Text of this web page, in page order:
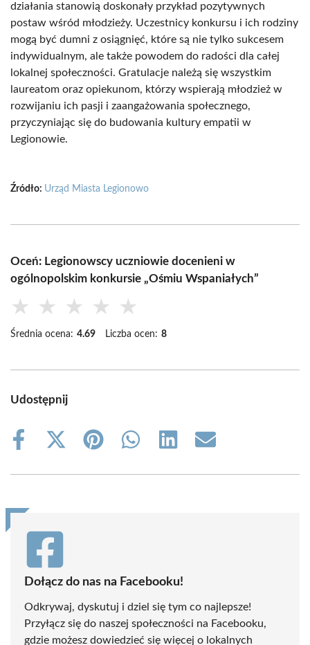
działania stanowią doskonały przykład pozytywnych
postaw wśród młodzieży. Uczestnicy konkursu i ich rodziny
mogą być dumni z osiągnięć, które są nie tylko sukcesem
indywidualnym, ale także powodem do radości dla całej
lokalnej społeczności. Gratulacje należą się wszystkim
laureatom oraz opiekunom, którzy wspierają młodzież w
rozwijaniu ich pasji i zaangażowania społecznego,
przyczyniając się do budowania kultury empatii w
Legionowie.
Źródło: Urząd Miasta Legionowo
Oceń: Legionowscy uczniowie docenieni w
ogólnopolskim konkursie „Ośmiu Wspaniałych”
★ ★ ★ ★ ★
Średnia ocena: 4.69 Liczba ocen: 8
Udostępnij
Share
Share
(Twitter)
Share
Share
Share
Share
Dołącz do nas na Facebooku!
Odkrywaj, dyskutuj i dziel się tym co najlepsze!
Przyłącz się do naszej społeczności na Facebooku,
gdzie możesz dowiedzieć się więcej o lokalnych